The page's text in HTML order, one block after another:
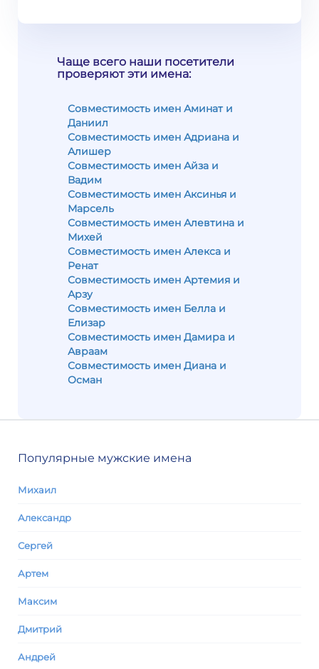
Чаще всего наши посетители
проверяют эти имена:
Совместимость имен Аминат и
Даниил
Совместимость имен Адриана и
Алишер
Совместимость имен Айза и
Вадим
Совместимость имен Аксинья и
Марсель
Совместимость имен Алевтина и
Михей
Совместимость имен Алекса и
Ренат
Совместимость имен Артемия и
Арзу
Совместимость имен Белла и
Елизар
Совместимость имен Дамира и
Авраам
Совместимость имен Диана и
Осман
Популярные мужские имена
Михаил
Александр
Сергей
Артем
Максим
Дмитрий
Андрей